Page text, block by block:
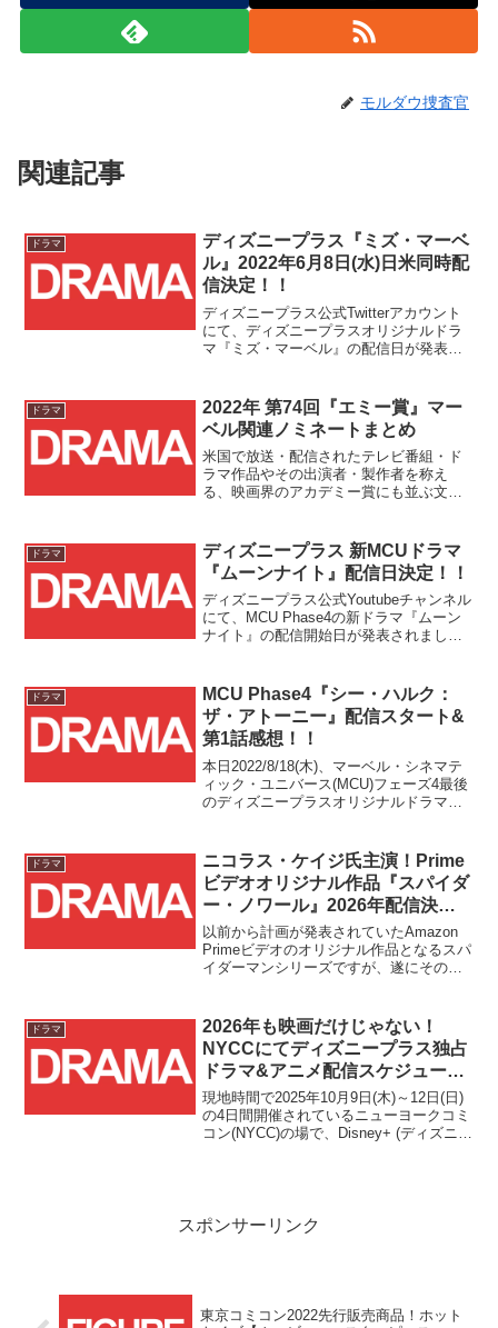
モルダウ捜査官
関連記事
ドラマ
ディズニープラス『ミズ・マーベ
ル』2022年6月8日(水)日米同時配
信決定！！
ディズニープラス公式Twitterアカウント
にて、ディズニープラスオリジナルドラ
マ『ミズ・マーベル』の配信日が発表さ
ドラマ
2022年 第74回『エミー賞』マー
ベル関連ノミネートまとめ
米国で放送・配信されたテレビ番組・ド
ラマ作品やその出演者・製作者を称え
る、映画界のアカデミー賞にも並ぶ文化
ドラマ
ディズニープラス 新MCUドラマ
『ムーンナイト』配信日決定！！
ディズニープラス公式Youtubeチャンネル
にて、MCU Phase4の新ドラマ『ムーン
ナイト』の配信開始日が発表されまし
ニープラス独占配信となります。
ドラマ
MCU Phase4『シー・ハルク：
ザ・アトーニー』配信スタート&
第1話感想！！
本日2022/8/18(木)、マーベル・シネマテ
ィック・ユニバース(MCU)フェーズ4最後
のディズニープラスオリジナルドラマシ
た！！
ドラマ
ニコラス・ケイジ氏主演！Prime
ビデオオリジナル作品『スパイダ
ー・ノワール』2026年配信決
定！！
以前から計画が発表されていたAmazon
Primeビデオのオリジナル作品となるスパ
イダーマンシリーズですが、遂にその第
れました！！
ドラマ
2026年も映画だけじゃない！
NYCCにてディズニープラス独占
ドラマ&アニメ配信スケジュール
が明らかに！！
現地時間で2025年10月9日(木)～12日(日)
の4日間開催されているニューヨークコミ
コン(NYCC)の場で、Disney+ (ディズニー
スポンサーリンク
東京コミコン2022先行販売商品！ホット